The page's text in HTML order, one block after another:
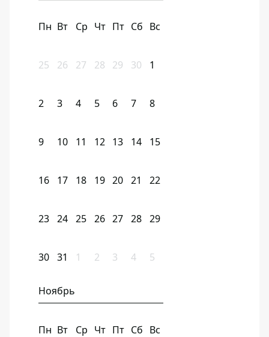
Пн Вт Ср Чт Пт Сб Вс
25 26 27 28 29 30 1
2 3 4 5 6 7 8
9 10 11 12 13 14 15
16 17 18 19 20 21 22
23 24 25 26 27 28 29
30 31 1 2 3 4 5
Ноябрь
Пн Вт Ср Чт Пт Сб Вс